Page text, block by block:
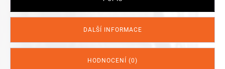
DALŠÍ INFORMACE
HODNOCENÍ (0)